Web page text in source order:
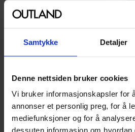
Samtykke Detaljer
Denne nettsiden bruker cookies
Vi bruker informasjonskapsler for
annonser et personlig preg, for å
mediefunksjoner og for å
dessuten informasjon om